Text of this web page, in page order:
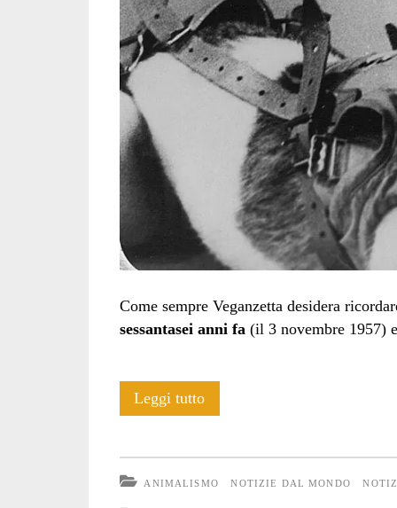
Come sempre Veganzetta desidera
sessantasei anni fa (il 3 novembre 1957)
Leggi tuttoCara
ANIMALISMO NOTIZIE DAL MONDO